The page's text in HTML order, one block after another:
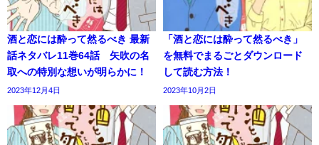
酒と恋には酔って然るべき 最新
話ネタバレ11巻64話 矢吹の名
取への特別な想いが明らかに！
2023年12月4日
「酒と恋には酔って然るべき」
を無料でまるごとダウンロード
して読む方法！
2023年10月2日